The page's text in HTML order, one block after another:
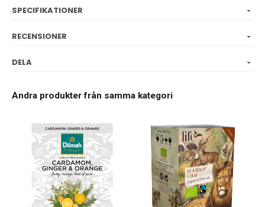
SPECIFIKATIONER
RECENSIONER
DELA
Andra produkter från samma kategori